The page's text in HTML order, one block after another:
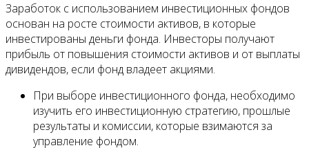
Заработок с использованием инвестиционных фондов
основан на росте стоимости активов, в которые
инвестированы деньги фонда. Инвесторы получают
прибыль от повышения стоимости активов и от выплаты
дивидендов, если фонд владеет акциями.
При выборе инвестиционного фонда, необходимо
изучить его инвестиционную стратегию, прошлые
результаты и комиссии, которые взимаются за
управление фондом.